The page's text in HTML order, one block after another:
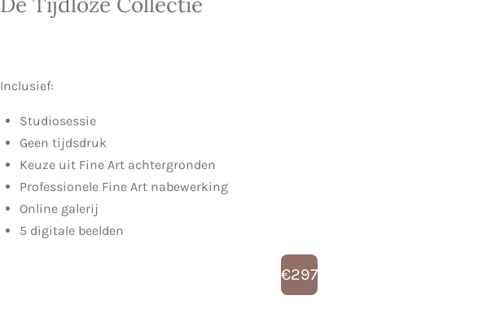
Inclusief:
Studiosessie
Geen tijdsdruk
Keuze uit Fine Art achtergronden
Professionele Fine Art nabewerking
Online galerij
5 digitale beelden
€297